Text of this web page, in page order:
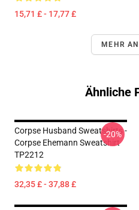
15,71 £ - 17,77 £
MEHR
Ähnliche
Corpse Husband Sweatshirts -
Corpse Ehemann Sweatshirt
TP2212
32,35 £ - 37,88 £
-20%